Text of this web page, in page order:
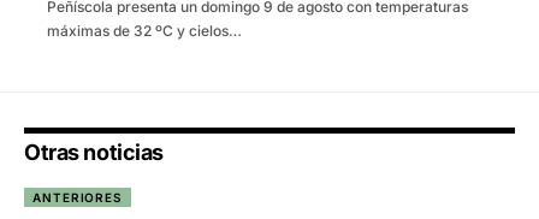
Peñíscola presenta un domingo 9 de agosto con temperaturas
máximas de 32 ºC y cielos…
Otras noticias
ANTERIORES